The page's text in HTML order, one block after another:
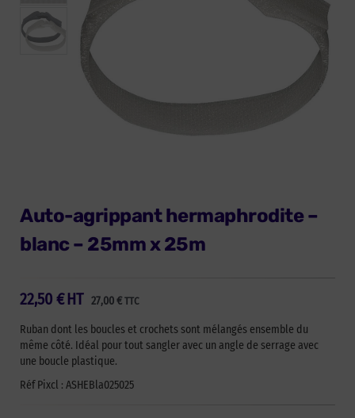
Auto-agrippant hermaphrodite –
blanc – 25mm x 25m
22,50 € 27,00€ TTC
HT
Ruban dont les boucles et crochets sont mélangés ensemble du
même côté. Idéal pour tout sangler avec un angle de serrage avec
une boucle plastique.
Réf Pixcl : ASHEBla025025